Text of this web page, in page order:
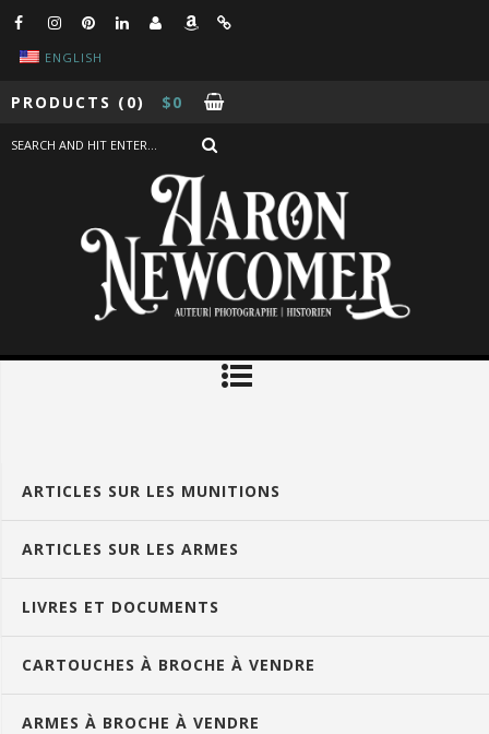
ENGLISH
PRODUCTS (0) $0
ARTICLES SUR LES MUNITIONS
ARTICLES SUR LES ARMES
LIVRES ET DOCUMENTS
CARTOUCHES À BROCHE À VENDRE
ARMES À BROCHE À VENDRE